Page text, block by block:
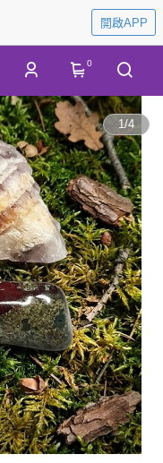
開啟APP
0
1/4